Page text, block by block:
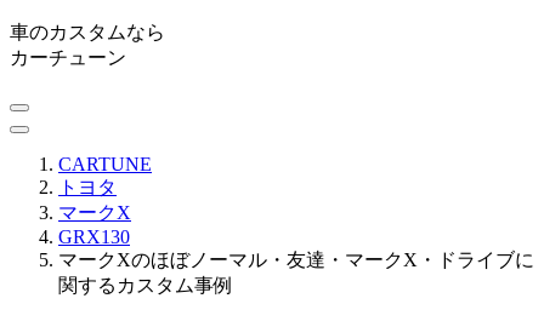
車のカスタムなら
カーチューン
CARTUNE
トヨタ
マークX
GRX130
マークXのほぼノーマル・友達・マークX・ドライブに
関するカスタム事例